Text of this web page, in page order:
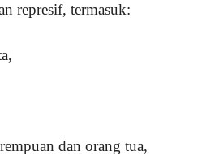
represif, termasuk:
dan orang tua,